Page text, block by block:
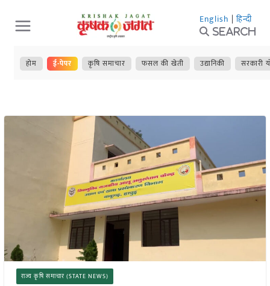
Skip
to
content
English | हिन्दी
Search
होम ई-पेपर कृषि समाचार फसल की खेती उद्यानिकी सरकारी
राज्य कृषि समाचार (STATE NEWS)